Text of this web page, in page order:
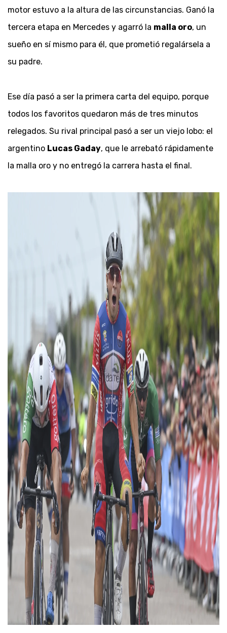
motor estuvo a la altura de las circunstancias. Ganó la
tercera etapa en Mercedes y agarró la malla oro, un
sueño en sí mismo para él, que prometió regalársela a
su padre.
Ese día pasó a ser la primera carta del equipo, porque
todos los favoritos quedaron más de tres minutos
relegados. Su rival principal pasó a ser un viejo lobo: el
argentino Lucas Gaday, que le arrebató rápidamente
la malla oro y no entregó la carrera hasta el final.